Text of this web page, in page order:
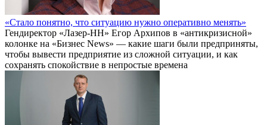
«Стало понятно, что ситуацию нужно оперативно менять»
Гендиректор «Лазер-НН» Егор Архипов в «антикризисной»
колонке на «Бизнес News» — какие шаги были предприняты,
чтобы вывести предприятие из сложной ситуации, и как
сохранять спокойствие в непростые времена